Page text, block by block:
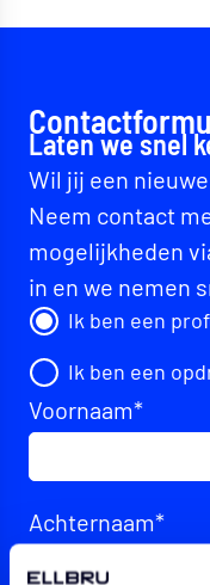
Laten we snel
Wil jij een
Neem contact
mogelijkheden
in en we nemen
Ik ben een
Ik ben een
Voornaam*
Achternaam*